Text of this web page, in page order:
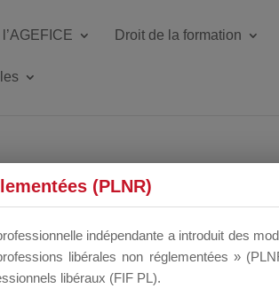
Droit de la formation
(PLNR)
indépendante a introduit des
libérales non réglementées »
libéraux (FIF PL).